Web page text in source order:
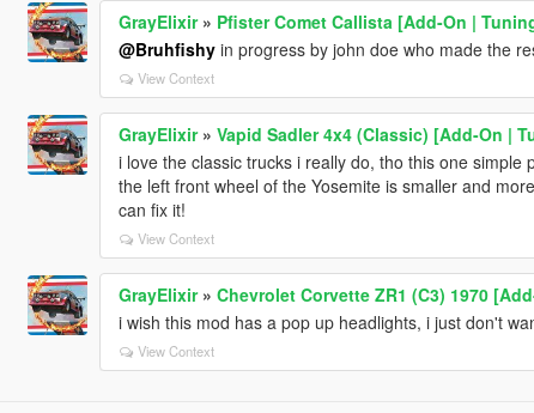
GrayElixir» Pfister Comet Callista [Add-On |
@Bruhfishyin progress by john doe who made the
View Context
GrayElixir» Vapid Sadler 4x4 (Classic) [Add-On |
i love the classic trucks i really do, tho this one
the left front wheel of the Yosemite is smaller and
can fix it!
View Context
GrayElixir» Chevrolet Corvette ZR1 (C3) 1970
i wish this mod has a pop up headlights, i just don't
View Context